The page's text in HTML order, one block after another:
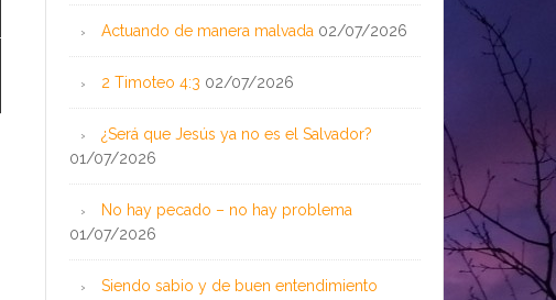
Actuando de manera malvada 02/07/2026
2 Timoteo 4:3 02/07/2026
¿Será que Jesús ya no es el Salvador?
01/07/2026
No hay pecado – no hay problema
01/07/2026
Siendo sabio y de buen entendimiento